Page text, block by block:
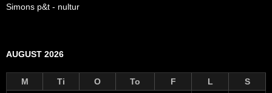
Simons p&t - nultur
AUGUST 2026
M Ti O To F L
S